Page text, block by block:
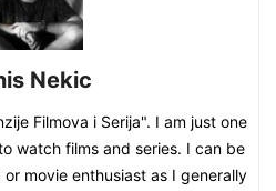
Nekic
Filmova i Serija". I am just one
watch films and series. I can be
movie enthusiast as I generally